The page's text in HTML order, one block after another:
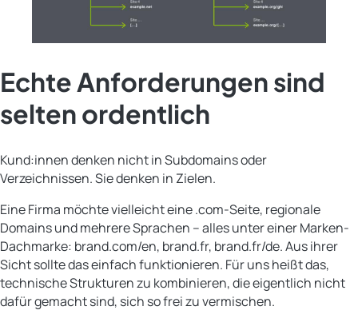
Echte Anforderungen sind
selten ordentlich
Kund:innen denken nicht in Subdomains oder
Verzeichnissen. Sie denken in Zielen.
Eine Firma möchte vielleicht eine .com-Seite, regionale
Domains und mehrere Sprachen – alles unter einer Marken-
Dachmarke: brand.com/en, brand.fr, brand.fr/de. Aus ihrer
Sicht sollte das einfach funktionieren. Für uns heißt das,
technische Strukturen zu kombinieren, die eigentlich nicht
dafür gemacht sind, sich so frei zu vermischen.